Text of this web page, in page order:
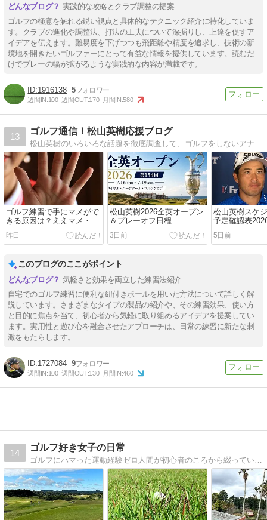
実践的な攻略とクラブ調整の提案
ゴルフの極意を触れる鋭い視点と具体的なテクニック紹介に特化していま
す。クラブの進化や調整法、打法の工夫について深掘りし、上達を促すア
イデアを伝えます。難易度を下げつつも飛距離や精度を追求し、技術の新
境地を開きたいゴルファーにとって有益な情報を提供しています。読むだ
けでプレーの幅が拡がるような実践的な内容が満載です。
1916138 5
週間IN:100 週間OUT:170 月間IN:580
13
ゴルフ通信！松山英樹応援ブログ
松山英樹のいろいろな話題を徹底調査して、ゴルフをしないアナタにも、初心者のアナタにも、チョットだれかに話したくなるようなそんな応援ブログにしたいと思っています。
ゴルフ練習で手にマメがで
きる原因は？ええマメ・わ
るいマメの見分け方と早く
治す方法！
昨日
松山英樹2026全英オープン
＆プレーオフ日程
3日前
松山英樹スケ
予定確認表
新】最新版
5日前
このブログのここがポイント
気軽さと効果を両立した練習法紹介
自宅でのゴルフ練習に便利な紐付きボールを用いた方法について詳しく解
説しています。さまざまなタイプの製品の紹介や、その練習効果、使い方
と目的に焦点を当て、初心者から気軽に取り組めるアイデアを提案してい
ます。実用性と遊び心を融合させたアプローチは、日常の練習に新たな刺
激をもたらします。
1727084 9
週間IN:100 週間OUT:130 月間IN:460
14
ゴルフ好き女子の日常
ゴルフにハマった運動経験ゼロ人間が初心者のころから綴っているブログです。ベストは94。ゆっくりペースでスコアを更新しています。ラウンド、練習、ゴルフファッションを清く美しく楽しむことがモットーの美容好きゴルファー。